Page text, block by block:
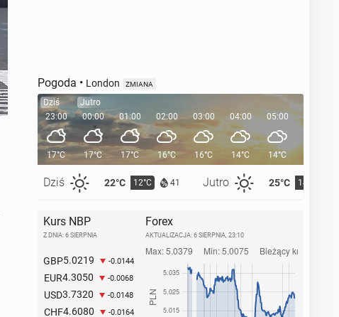
Pogoda • London ZMIANA
Dziś
23:00
17°C
Dziś 22°C 12°C 41 Jutro 25°C 14°C
Jutro
00:00
17°C
01:00
17°C
02:00
16°C
03:00
16°C
04:00
14°C
05:00
14°C
Kurs NBP
Z DNIA: 6 SIERPNIA
GBP5.0219 -0.0144
EUR4.3050 -0.0068
USD3.7320 -0.0148
CHF4.6080 -0.0164
Forex
AKTUALIZACJA: 6 SIERPNIA, 23:10